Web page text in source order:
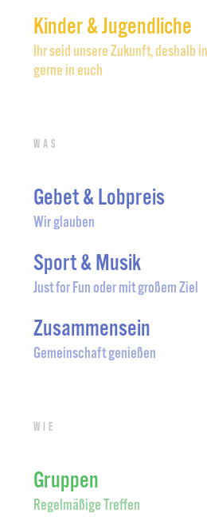
Kinder & Jugendliche
Ihr seid unsere Zukunft, deshalb
gerne in euch
Was
Gebet & Lobpreis
Wir glauben
Sport & Musik
Just for Fun oder mit großem Ziel
Zusammensein
Gemeinschaft genießen
Wie
Gruppen
Regelmäßige Treffen